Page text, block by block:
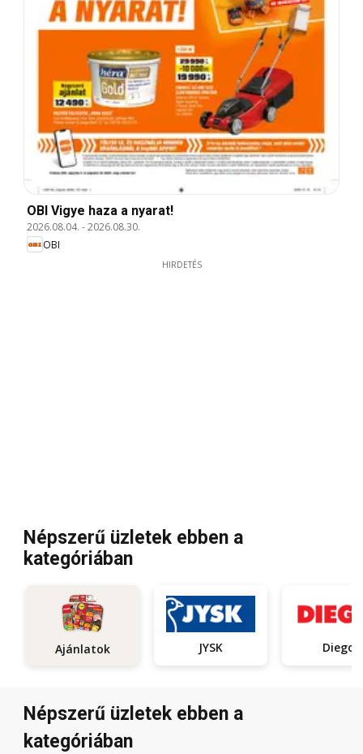
OBI Vigye haza a nyarat!
2026.08.04. -2026.08.30.
OBI
HIRDETÉS
Népszerű üzletek ebben a
kategóriában
Ajánlatok JYSK Diego
Népszerű üzletek ebben a
kategóriában